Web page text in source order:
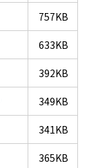
757KB
633KB
392KB
349KB
341KB
365KB